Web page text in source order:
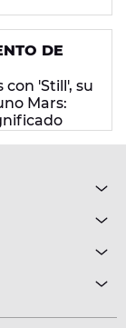
DE
con 'Still', su
Mars: